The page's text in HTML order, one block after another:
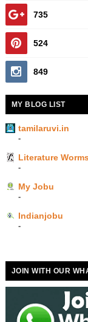
735
524
849
MY BLOG LIST
tamilaruvi.in
-
Literature
-
My Jobu
-
Indianjobu
-
JOIN WITH OUR